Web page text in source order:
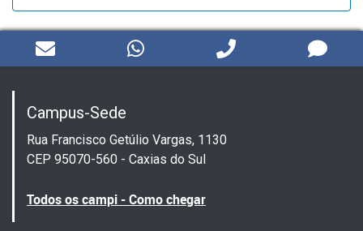
Campus-Sede
Rua Francisco Getúlio Vargas, 1130
CEP 95070-560 - Caxias do Sul
Todos os campi - Como chegar